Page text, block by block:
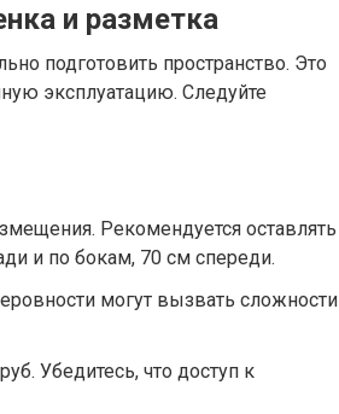
и разметка
подготовить пространство. Это
эксплуатацию. Следуйте
Рекомендуется оставлять
и по бокам, 70 см спереди.
могут вызвать сложности
Убедитесь, что доступ к